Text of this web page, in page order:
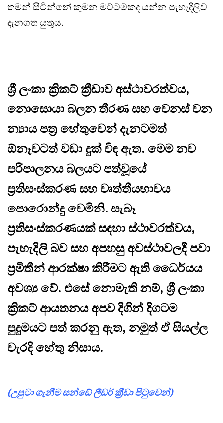
තමන් සිටින්නේ කුමන මට්ටමකද යන්න පැහැදිලිව
දැනගත යුතුය.
ශ්‍රී ලංකා ක්‍රිකට් ක්‍රීඩාව අස්ථාවරත්වය,
නොසොයා බලන තීරණ සහ වෙනස් වන
න්‍යාය පත්‍ර හේතුවෙන් දැනටමත්
ඕනෑවටත් වඩා දුක් විඳ ඇත. මෙම නව
පරිපාලනය බලයට පත්වූයේ
ප්‍රතිසංස්කරණ සහ වෘත්තීයභාවය
පොරොන්දු වෙමිනි. සැබෑ
ප්‍රතිසංස්කරණයක් සඳහා ස්ථාවරත්වය,
පැහැදිලි බව සහ අපහසු අවස්ථාවලදී පවා
ප්‍රමිතීන් ආරක්ෂා කිරීමට ඇති ධෛර්යය
අවශ්‍ය වේ. එසේ නොමැති නම්, ශ්‍රී ලංකා
ක්‍රිකට් ආයතනය අපව දිගින් දිගටම
පුදුමයට පත් කරනු ඇත, නමුත් ඒ සියල්ල
වැරදි හේතු නිසාය.
(උපුටා ගැනීම සන්ඩේ ලීඩර් ක්‍රීඩා පිටුවෙන්)